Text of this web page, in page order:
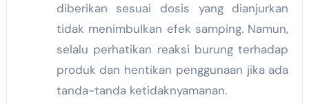
diberikan sesuai dosis yang dianjurkan
tidak menimbulkan efek samping. Namun,
selalu perhatikan reaksi burung terhadap
produk dan hentikan penggunaan jika ada
tanda-tanda ketidaknyamanan.